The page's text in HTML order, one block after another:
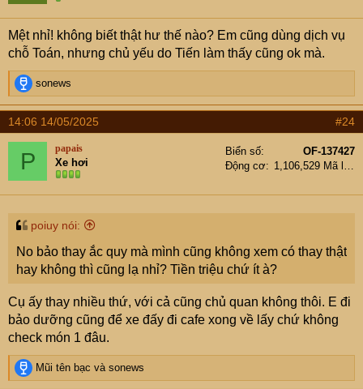
n
s
:
Mệt nhỉ! không biết thật hư thế nào? Em cũng dùng dịch vụ
chỗ Toán, nhưng chủ yếu do Tiến làm thấy cũng ok mà.
R
e
a
c
t
n
s
sonews
14:06 14/05/2025 #24
P papais
Xe hơi
Biển số
OF-137427
Động cơ
1,106,529 Mã lực
poiuy nói:
No bảo thay ắc quy mà mình cũng không xem có thay thật
hay không thì cũng lạ nhỉ? Tiền triệu chứ ít à?
Cụ ấy thay nhiều thứ, với cả cũng chủ quan không thôi. E đi
bảo dưỡng cũng để xe đấy đi cafe xong về lấy chứ không
check món 1 đâu.
R
e
Mũi tên bạc và sonews